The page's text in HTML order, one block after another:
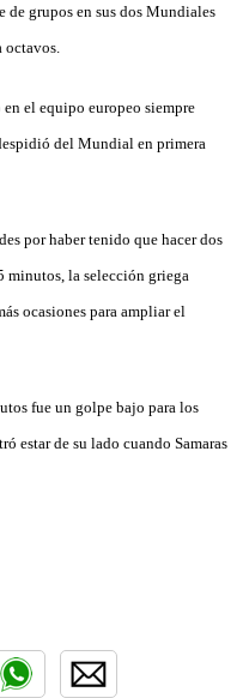
de grupos en sus dos Mundiales
el equipo europeo siempre
del Mundial en primera
por haber tenido que hacer dos
minutos, la selección griega
ocasiones para ampliar el
fue un golpe bajo para los
estar de su lado cuando Samaras